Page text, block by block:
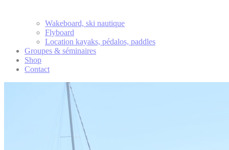
Wakeboard, ski nautique
Flyboard
Location kayaks, pédalos, paddles
Groupes & séminaires
Shop
Contact